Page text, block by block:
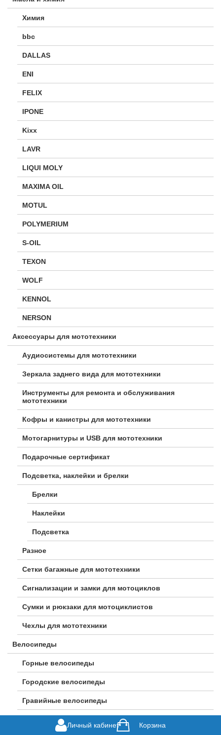
Химия
bbc
DALLAS
ENI
FELIX
IPONE
Kixx
LAVR
LIQUI MOLY
MAXIMA OIL
MOTUL
POLYMERIUM
S-OIL
TEXON
WOLF
KENNOL
NERSON
Аксессуары для мототехники
Аудиосистемы для мототехники
Зеркала заднего вида для мототехники
Инструменты для ремонта и обслуживания
мототехники
Кофры и канистры для мототехники
Мотогарнитуры и USB для мототехники
Подарочные сертификат
Подсветка, наклейки и брелки
Брелки
Наклейки
Подсветка
Разное
Сетки багажные для мототехники
Сигнализации и замки для мотоциклов
Сумки и рюкзаки для мотоциклистов
Чехлы для мототехники
Велосипеды
Горные велосипеды
Городские велосипеды
Гравийные велосипеды
Детские велосипеды
Личный кабинет Корзина